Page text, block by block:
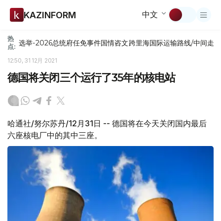
KAZINFORM 中文
热
点: 选举-2026总统府任免事件国情咨文跨里海国际运输路线/中间走廊
12:50, 31 12月 2021
德国将关闭三个运行了35年的核电站
哈通社/努尔苏丹/12月31日 -- 德国将在今天关闭国内最后
六座核电厂中的其中三座。